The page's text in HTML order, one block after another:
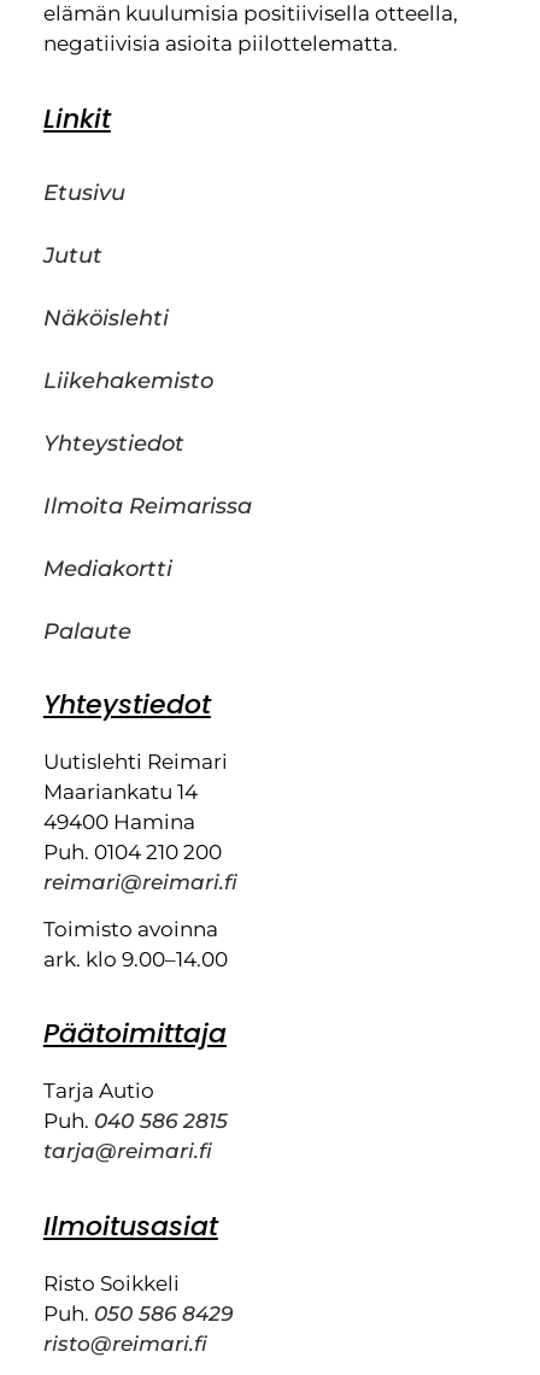
elämän kuulumisia positiivisella otteella,
negatiivisia asioita piilottelematta.
Linkit
Etusivu
Jutut
Näköislehti
Liikehakemisto
Yhteystiedot
Ilmoita Reimarissa
Mediakortti
Palaute
Yhteystiedot
Uutislehti Reimari
Maariankatu 14
49400 Hamina
Puh. 0104 210 200
reimari@reimari.fi
Toimisto avoinna
ark. klo 9.00–14.00
Päätoimittaja
Tarja Autio
Puh. 040 586 2815
tarja@reimari.fi
Ilmoitusasiat
Risto Soikkeli
Puh. 050 586 8429
risto@reimari.fi